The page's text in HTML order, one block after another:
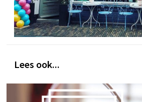
Lees ook...